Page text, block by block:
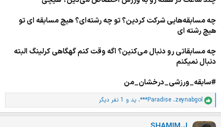
چه مسابقه‌هایی شرکت کردین؟ تو چه رشته‌ای؟ هیچ مسابقه ای تو
هیچ رشته ای
چه مسابقاتی رو دنبال می‌کنین؟ اگه وقت کنم گهگاهی کرلینگ البته
دنبال نمیکنم
#سابقه_ورزشی_درخشان_من
ا
م
zeynabgol، ***Paradise، ید و 1 نفر دیگر